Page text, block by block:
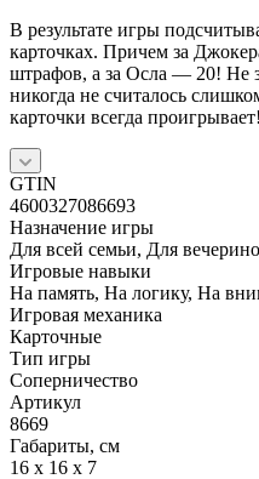
В результате игры
карточках. Причем за
штрафов, а за Осла — 20! Не
никогда не считалось
карточки всегда проигрывает!
GTIN
4600327086693
Назначение игры
Для всей семьи, Для
Игровые навыки
На память, На логику, На
Игровая механика
Карточные
Тип игры
Соперничество
Артикул
8669
Габариты, см
16 x 16 x 7